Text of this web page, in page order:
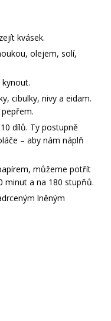
kvásek.
olejem, solí,
cibulky, nivy a eidam.
dílů. Ty postupně
– aby nám náplň
můžeme potřít
minut a na 180 stupňů.
lněným